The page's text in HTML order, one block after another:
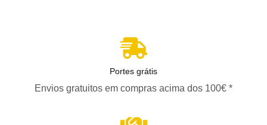
Portes grátis
Envios gratuitos em compras acima dos 100€ *